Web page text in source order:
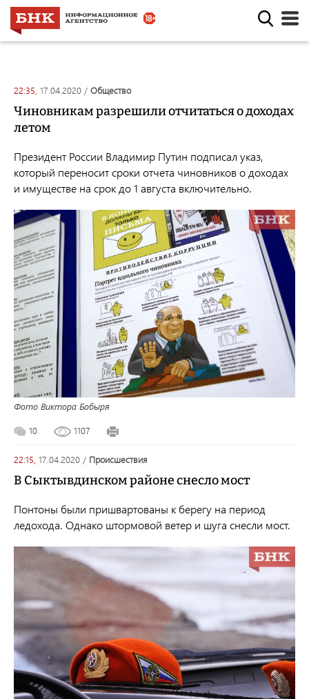
22:35, 17.04.2020 / общество
Чиновникам разрешили отчитаться о доходах
летом
Президент России Владимир Путин подписал указ,
который переносит сроки отчета чиновников о доходах
и имуществе на срок до 1 августа включительно.
Фото Виктора Бобыря
10 1107
22:15, 17.04.2020 / происшествия
В Сыктывдинском районе снесло мост
Понтоны были пришвартованы к берегу на период
ледохода. Однако штормовой ветер и шуга снесли мост.